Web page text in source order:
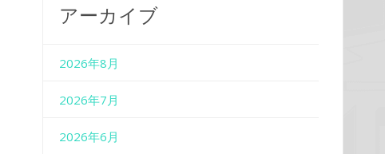
アーカイブ
2026年8月
2026年7月
2026年6月